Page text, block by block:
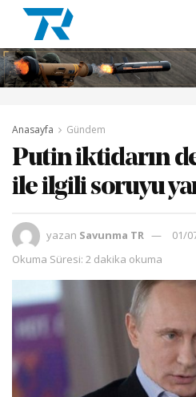
Anasayfa Gündem
Putin iktidarın
ile ilgili soruyu
yazan Savunma TR
01/
Okuma Süresi: 2 dakika okuma